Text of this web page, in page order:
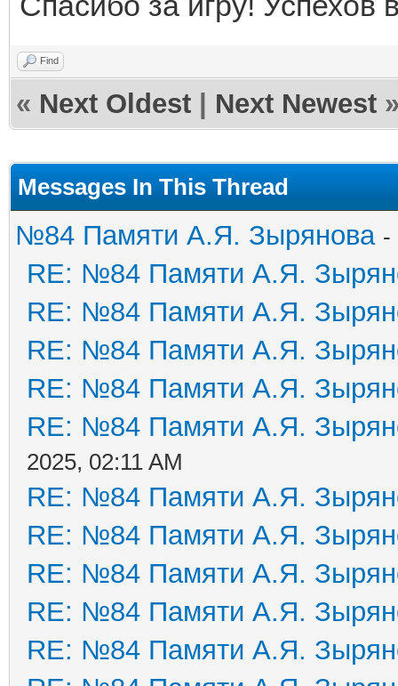
Find
« Next Oldest Next Newest
Messages In This Thread
№84 Памяти А.Я. Зырянова -
RE: №84 Памяти А.Я.
RE: №84 Памяти А.Я.
RE: №84 Памяти А.Я.
RE: №84 Памяти А.Я.
RE: №84 Памяти А.Я.
2025, 02:11 AM
RE: №84 Памяти А.Я.
RE: №84 Памяти А.Я.
RE: №84 Памяти А.Я.
RE: №84 Памяти А.Я.
RE: №84 Памяти А.Я.